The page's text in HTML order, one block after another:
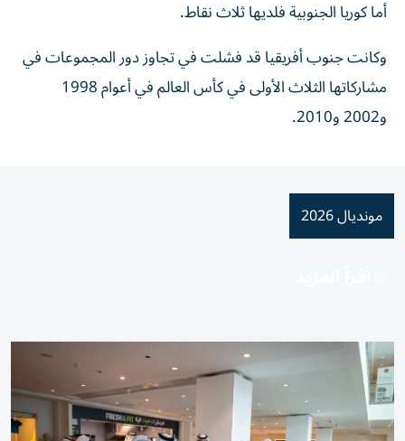
أما ‌كوريا الجنوبية ⁠فلديها ثلاث نقاط.
وكانت جنوب ‌أفريقيا قد فشلت في تجاوز دور المجموعات في
مشاركاتها ⁠الثلاث الأولى ​في كأس العالم في أعوام 1998
و2002 و2010.
مونديال 2026